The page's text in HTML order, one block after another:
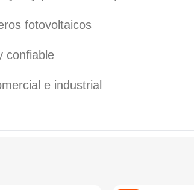
fotovoltaicos
confiable
e industrial